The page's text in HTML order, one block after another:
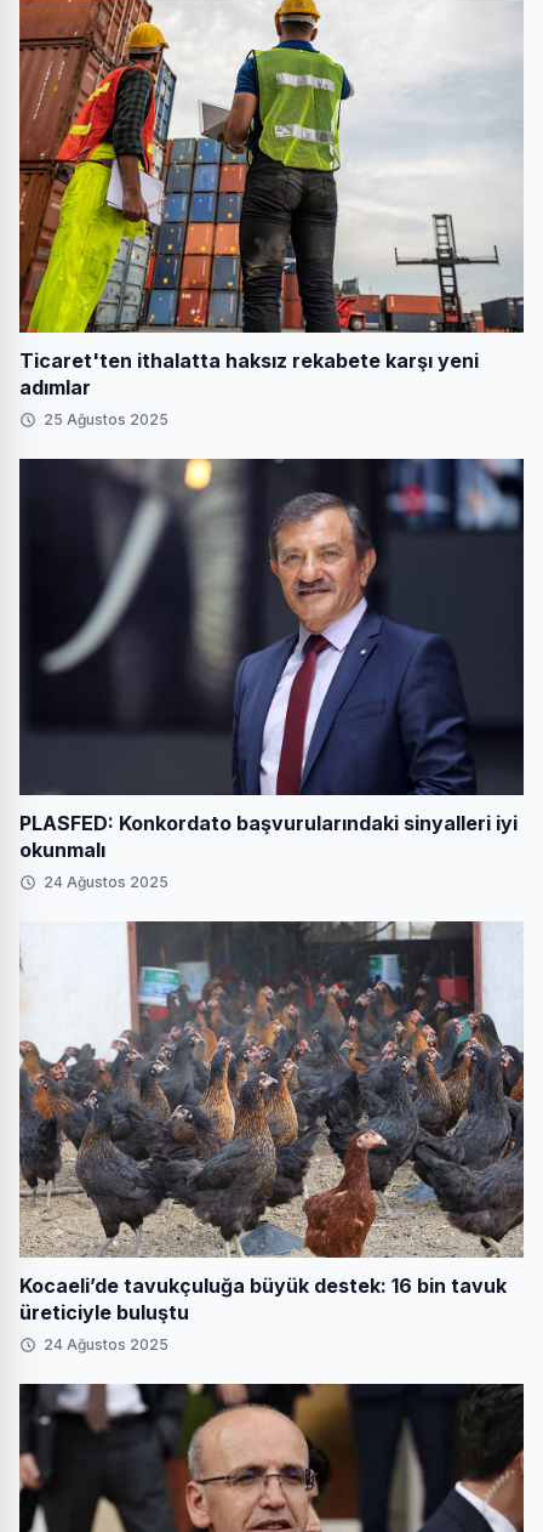
Ticaret'ten ithalatta haksız rekabete karşı yeni
adımlar
25 Ağustos 2025
PLASFED: Konkordato başvurularındaki sinyalleri iyi
okunmalı
24 Ağustos 2025
Kocaeli’de tavukçuluğa büyük destek: 16 bin tavuk
üreticiyle buluştu
24 Ağustos 2025